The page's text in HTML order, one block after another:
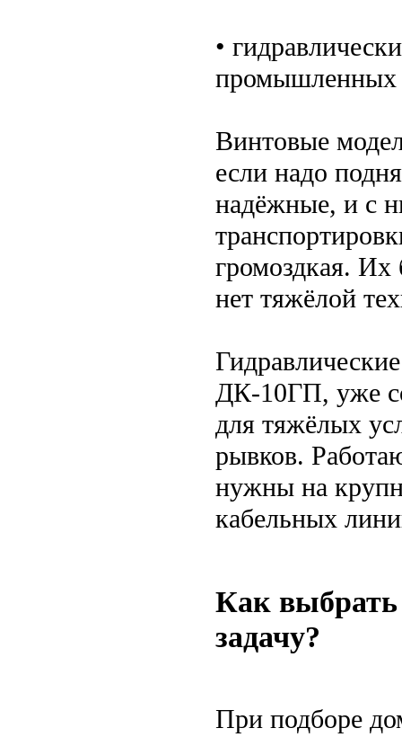
•
промышленных
Винтовые
если надо
надёжные, и с
громоздкая. Их
нет тяжёлой
ДК-10ГП, уже
для тяжёлых
рывков.
нужны на
кабельных
Как
задачу?
При подборе